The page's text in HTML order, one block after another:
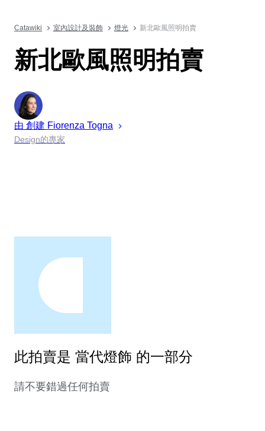
Catawiki 室內設計及裝飾 燈光 新北歐風照明拍賣
新北歐風照明拍賣
由 創建 Fiorenza Togna
Design的專家
此拍賣是 當代燈飾 的一部分
請不要錯過任何拍賣